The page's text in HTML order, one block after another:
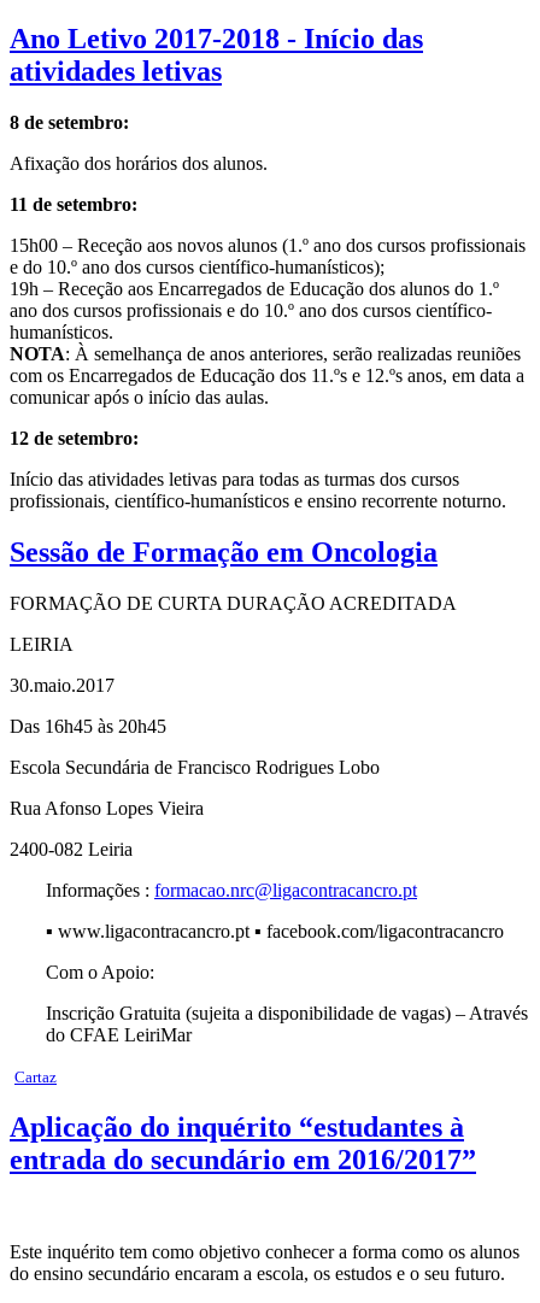
Ano Letivo 2017-2018 - Início das
atividades letivas
8 de setembro:
Afixação dos horários dos alunos.
11 de setembro:
15h00 – Receção aos novos alunos (1.º ano dos cursos profissionais
e do 10.º ano dos cursos científico-humanísticos);
19h – Receção aos Encarregados de Educação dos alunos do 1.º
ano dos cursos profissionais e do 10.º ano dos cursos científico-
humanísticos.
NOTA: À semelhança de anos anteriores, serão realizadas reuniões
com os Encarregados de Educação dos 11.ºs e 12.ºs anos, em data a
comunicar após o início das aulas.
12 de setembro:
Início das atividades letivas para todas as turmas dos cursos
profissionais, científico-humanísticos e ensino recorrente noturno.
Sessão de Formação em Oncologia
FORMAÇÃO DE CURTA DURAÇÃO ACREDITADA
LEIRIA
30.maio.2017
Das 16h45 às 20h45
Escola Secundária de Francisco Rodrigues Lobo
Rua Afonso Lopes Vieira
2400-082 Leiria
Informações : formacao.nrc@ligacontracancro.pt
▪ www.ligacontracancro.pt ▪ facebook.com/ligacontracancro
Com o Apoio:
Inscrição Gratuita (sujeita a disponibilidade de vagas) – Através
do CFAE LeiriMar
Cartaz
Aplicação do inquérito “estudantes à
entrada do secundário em 2016/2017”
Este inquérito tem como objetivo conhecer a forma como os alunos
do ensino secundário encaram a escola, os estudos e o seu futuro.